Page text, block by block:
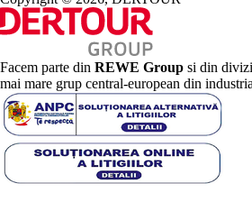
Facem parte din REWE Group si din
mai mare grup central-european din